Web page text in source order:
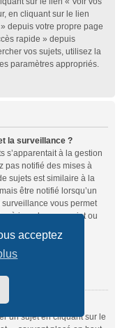
acceptez
en cliquant sur le lien
depuis votre propre page
rapide » depuis
vos sujets, utilisez la
paramètres appropriés.
la surveillance ?
s’apparentait à la gestion
pas notifié des mises à
sujets est similaire à la
être notifié lorsqu’un
vous permet
à jour dans un sujet ou
le panneau de
».
sujets ?
un sujet en cliquant sur le